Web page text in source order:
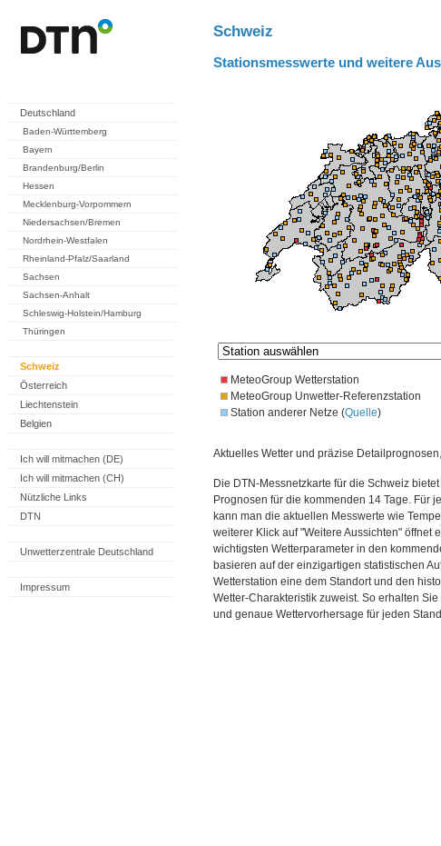
Deutschland
Baden-Württemberg
Bayern
Brandenburg/Berlin
Hessen
Mecklenburg-Vorpommern
Niedersachsen/Bremen
Nordrhein-Westfalen
Rheinland-Pfalz/Saarland
Sachsen
Sachsen-Anhalt
Schleswig-Holstein/Hamburg
Thüringen
Schweiz
Österreich
Liechtenstein
Belgien
Ich will mitmachen (DE)
Ich will mitmachen (CH)
Nützliche Links
DTN
Unwetterzentrale Deutschland
Impressum
Schweiz
Stationsmesswerte und weitere
MeteoGroup Wetterstation
MeteoGroup Unwetter-Referenzstation
Station anderer Netze (Quelle)
Aktuelles Wetter und präzise
Die DTN-Messnetzkarte für die Schweiz
Prognosen für die kommenden 14 Tage. Für
kann man die aktuellen Messwerte wie
weiterer Klick auf "Weitere Aussichten" öffnet
wichtigsten Wetterparameter in den
basieren auf der einzigartigen statistischen
Wetterstation eine dem Standort und den
Wetter-Charakteristik zuweist. So erhalten
und genaue Wettervorhersage für jeden